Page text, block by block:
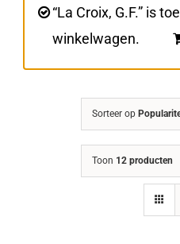
Steun BONAS
Winkelwagen“La Croix, G.F.” is
winkelwagen.
Sorteer op
Toon 12 producten